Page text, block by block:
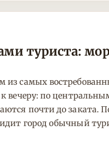
туриста:
из самых
к вечеру: по
почти до заката.
город обычный